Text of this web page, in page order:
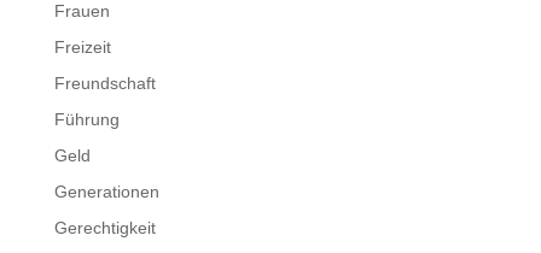
Frauen
Freizeit
Freundschaft
Führung
Geld
Generationen
Gerechtigkeit